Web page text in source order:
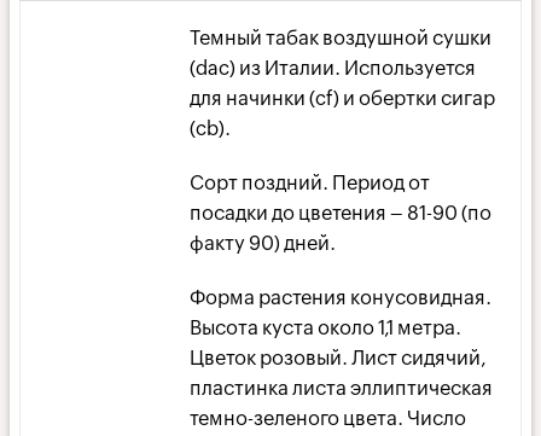
Темный табак воздушной сушки
(dac) из Италии. Используется
для начинки (cf) и обертки сигар
(cb).
Сорт поздний. Период от
посадки до цветения – 81-90 (по
факту 90) дней.
Форма растения конусовидная.
Высота куста около 1,1 метра.
Цветок розовый. Лист сидячий,
пластинка листа эллиптическая
темно-зеленого цвета. Число